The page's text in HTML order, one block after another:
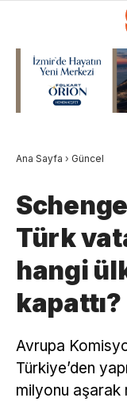
Ana Sayfa › Güncel
Türk
hangi
kapattı?
Avrupa
Türkiye’den
milyonu aşarak